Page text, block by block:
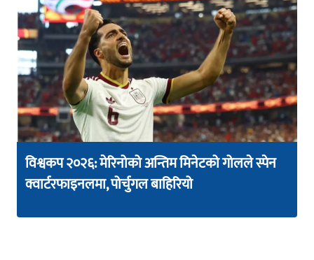
विश्वकप २०२६: मेरिनोको अन्तिम मिनेटको गोलले स्पेन
क्वार्टरफाइनलमा, पोर्चुगल बाहिरियो